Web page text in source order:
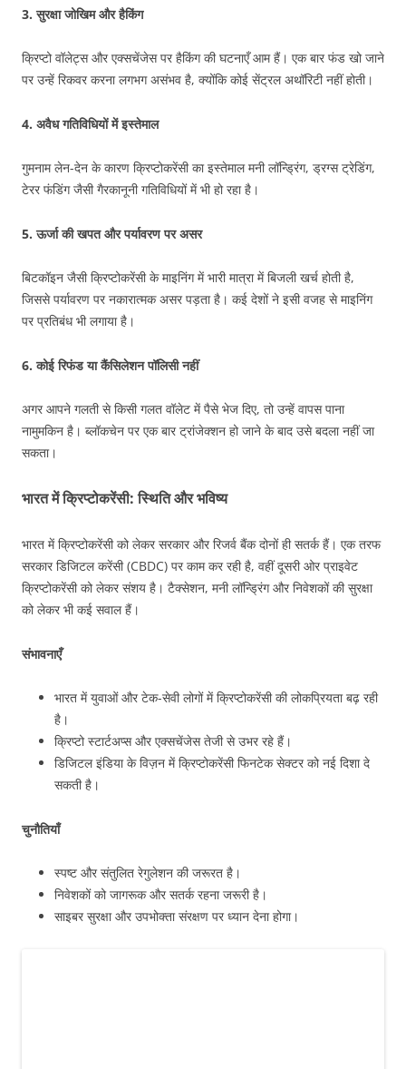
3. सुरक्षा जोखिम और हैकिंग
क्रिप्टो वॉलेट्स और एक्सचेंजेस पर हैकिंग की घटनाएँ आम हैं। एक बार फंड खो जाने
पर उन्हें रिकवर करना लगभग असंभव है, क्योंकि कोई सेंट्रल अथॉरिटी नहीं होती।
4. अवैध गतिविधियों में इस्तेमाल
गुमनाम लेन-देन के कारण क्रिप्टोकरेंसी का इस्तेमाल मनी लॉन्ड्रिंग, ड्रग्स ट्रेडिंग,
टेरर फंडिंग जैसी गैरकानूनी गतिविधियों में भी हो रहा है।
5. ऊर्जा की खपत और पर्यावरण पर असर
बिटकॉइन जैसी क्रिप्टोकरेंसी के माइनिंग में भारी मात्रा में बिजली खर्च होती है,
जिससे पर्यावरण पर नकारात्मक असर पड़ता है। कई देशों ने इसी वजह से माइनिंग
पर प्रतिबंध भी लगाया है।
6. कोई रिफंड या कैंसिलेशन पॉलिसी नहीं
अगर आपने गलती से किसी गलत वॉलेट में पैसे भेज दिए, तो उन्हें वापस पाना
नामुमकिन है। ब्लॉकचेन पर एक बार ट्रांजेक्शन हो जाने के बाद उसे बदला नहीं जा
सकता।
भारत में क्रिप्टोकरेंसी: स्थिति और भविष्य
भारत में क्रिप्टोकरेंसी को लेकर सरकार और रिजर्व बैंक दोनों ही सतर्क हैं। एक तरफ
सरकार डिजिटल करेंसी (CBDC) पर काम कर रही है, वहीं दूसरी ओर प्राइवेट
क्रिप्टोकरेंसी को लेकर संशय है। टैक्सेशन, मनी लॉन्ड्रिंग और निवेशकों की सुरक्षा
को लेकर भी कई सवाल हैं।
संभावनाएँ
भारत में युवाओं और टेक-सेवी लोगों में क्रिप्टोकरेंसी की लोकप्रियता बढ़ रही
है।
क्रिप्टो स्टार्टअप्स और एक्सचेंजेस तेजी से उभर रहे हैं।
डिजिटल इंडिया के विज़न में क्रिप्टोकरेंसी फिनटेक सेक्टर को नई दिशा दे
सकती है।
चुनौतियाँ
स्पष्ट और संतुलित रेगुलेशन की जरूरत है।
निवेशकों को जागरूक और सतर्क रहना जरूरी है।
साइबर सुरक्षा और उपभोक्ता संरक्षण पर ध्यान देना होगा।